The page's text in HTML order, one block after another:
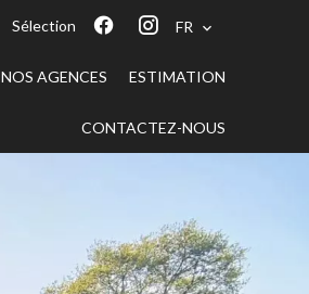
Sélection FR
NOS AGENCES ESTIMATION
CONTACTEZ-NOUS